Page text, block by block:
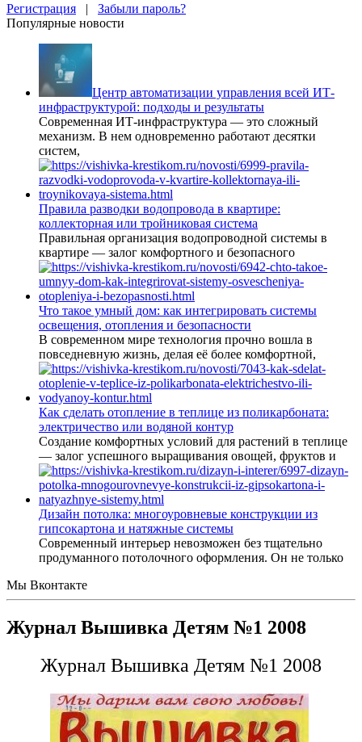
Регистрация | Забыли пароль?
Популярные новости
Центр автоматизации управления всей ИТ-
инфраструктурой: подходы и результаты
Современная ИТ-инфраструктура — это сложный
механизм. В нем одновременно работают десятки
систем,
Правила разводки водопровода в квартире:
коллекторная или тройниковая система
Правильная организация водопроводной системы в
квартире — залог комфортного и безопасного
Что такое умный дом: как интегрировать системы
освещения, отопления и безопасности
В современном мире технология прочно вошла в
повседневную жизнь, делая её более комфортной,
Как сделать отопление в теплице из поликарбоната:
электричество или водяной контур
Создание комфортных условий для растений в теплице
— залог успешного выращивания овощей, фруктов и
Дизайн потолка: многоуровневые конструкции из
гипсокартона и натяжные системы
Современный интерьер невозможен без тщательно
продуманного потолочного оформления. Он не только
Мы Вконтакте
Журнал Вышивка Детям №1 2008
Журнал Вышивка Детям №1 2008